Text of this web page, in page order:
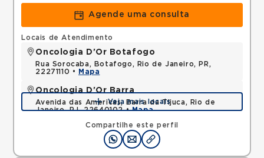
Agende uma consulta
Compartilhe este perfil
Locais de Atendimento
Oncologia D'Or Botafogo
Rua Sorocaba, Botafogo, Rio de Janeiro, PR,
22271110 •
Mapa
Oncologia D'Or Barra
Avenida das Americas, Barra da Tijuca, Rio de
Janeiro, RJ, 22640102 •Mapa
Veja mais locais